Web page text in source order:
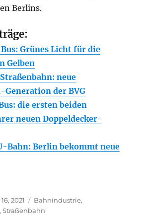
Berlins.
Grünes Licht für die
Gelben
neue
Generation der BVG
die ersten beiden
neuen Doppeldecker-
Bahn: Berlin bekommt neue
2021 Kategorien
Bahnindustrie,
,Straßenbahn